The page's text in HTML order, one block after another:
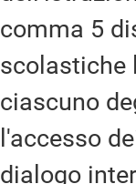
comma 5
scolastiche
ciascuno
l'accesso
dialogo